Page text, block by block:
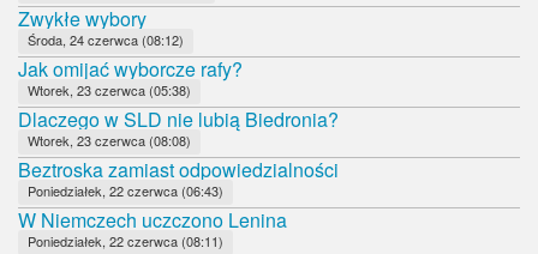
Zwykłe wybory
Środa, 24 czerwca (08:12)
Jak omijać wyborcze rafy?
Wtorek, 23 czerwca (05:38)
Dlaczego w SLD nie lubią Biedronia?
Wtorek, 23 czerwca (08:08)
Beztroska zamiast odpowiedzialności
Poniedziałek, 22 czerwca (06:43)
W Niemczech uczczono Lenina
Poniedziałek, 22 czerwca (08:11)